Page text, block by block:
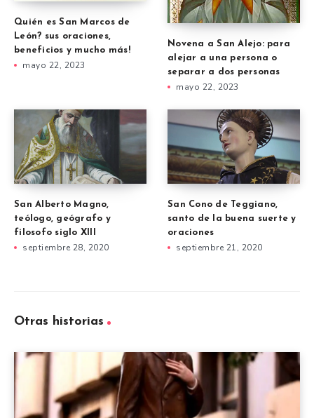
Quién es San Marcos de
León? sus oraciones,
beneficios y mucho más!
mayo 22, 2023
Novena a San Alejo: para
alejar a una persona o
separar a dos personas
mayo 22, 2023
San Alberto Magno,
teólogo, geógrafo y
filosofo siglo XIII
septiembre 28, 2020
San Cono de Teggiano,
santo de la buena suerte y
oraciones
septiembre 21, 2020
Otras historias